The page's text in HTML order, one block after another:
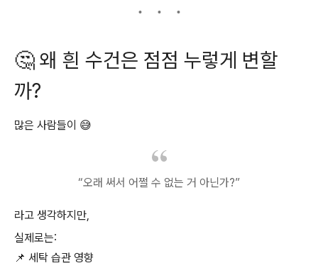
🤔 왜 흰 수건은 점점 누렇게 변할
까?
많은 사람들이 😅
“오래 써서 어쩔 수 없는 거 아닌가?”
라고 생각하지만,
실제로는:
📌 세탁 습관 영향